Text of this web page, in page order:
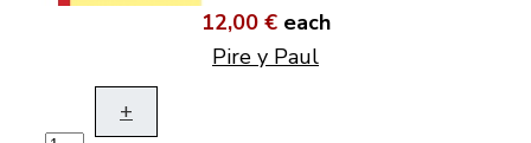
12,00 € each
Pire y Paul
+